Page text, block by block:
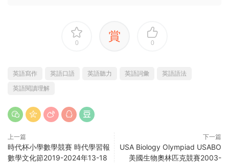
0 賞 0
英語寫作 英語口語 英語聽力 英語詞彙
英語語法
英語閱讀理解
上一篇
時代杯小學數學競賽 時代學習報
數學文化節2019-2024年13-18
下一篇
USA Biology Olympiad USABO
美國生物奧林匹克競賽2003-